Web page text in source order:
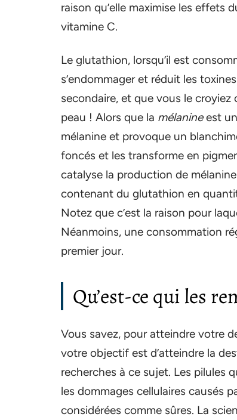
raison qu’elle maximise les effets
vitamine C.
Le glutathion, lorsqu’il est
s’endommager et réduit les
secondaire, et que vous le
peau ! Alors que la mélanineest
mélanine et provoque un
foncés et les transforme en
catalyse la production de
contenant du glutathion en
Notez que c’est la raison pour
Néanmoins, une consommation
premier jour.
Qu’est-ce qui les
Vous savez, pour atteindre votre
votre objectif est d’atteindre la
recherches à ce sujet. Les pilules
les dommages cellulaires causés
considérées comme sûres. La